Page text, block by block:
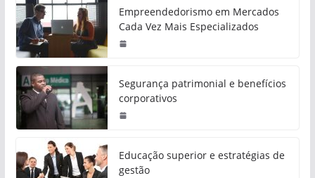
Empreendedorismo em Mercados
Cada Vez Mais Especializados
Segurança patrimonial e benefícios
corporativos
Educação superior e estratégias de
gestão